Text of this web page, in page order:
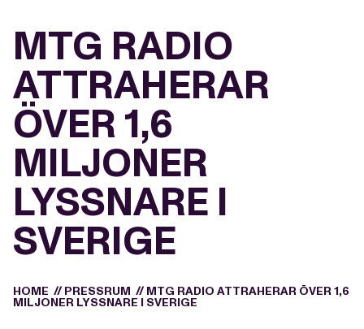
MTG RADIO
ATTRAHERAR
ÖVER 1,6
MILJONER
LYSSNARE I
SVERIGE
HOME // PRESSRUM // MTG RADIO ATTRAHERAR ÖVER 1,6
MILJONER LYSSNARE I SVERIGE